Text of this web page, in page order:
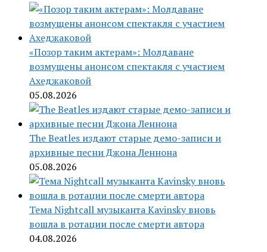
«Позор таким актерам»: Молдаване
возмущены анонсом спектакля с участием
Ахеджаковой
05.08.2026
The Beatles издают старые демо-записи и
архивные песни Джона Леннона
05.08.2026
Тема Nightcall музыканта Kavinsky вновь
вошла в ротации после смерти автора
04.08.2026